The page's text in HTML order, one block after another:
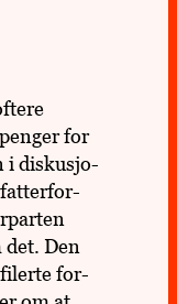
for
i dis­ku­sjo­
det. Den
for­